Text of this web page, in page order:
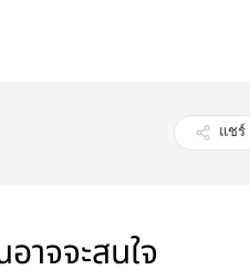
แชร์
าจจะสนใจ